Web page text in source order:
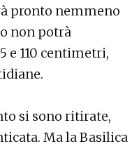
pronto nemmeno
non potrà
e 110 centimetri,
si sono ritirate,
Ma la Basilica